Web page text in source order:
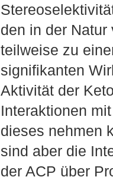
den in der
teilweise zu
signifikanten
Aktivität der
Interaktionen
dieses nehmen
sind aber die
der ACP über